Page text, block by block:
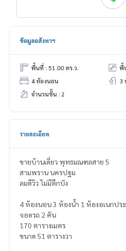
ข้อมูลอสังหาฯ
พื้นที่ : 51.00 ตร.ว.
พื้
4 ห้องนอน
3
จำนวนชั้น : 2
รายละเอียด
ขายบ้านเดี่ยว พุทธมณฑลสาย 5
สามพราน นครปฐม
ลมดีวิว ไม่มีตึกบัง
4 ห้องนอน 3 ห้องน้ำ 1 ห้องอเนกปร
จอดรถ 2 คัน
170 ตารางเมตร
ขนาด 51 ตารางวา